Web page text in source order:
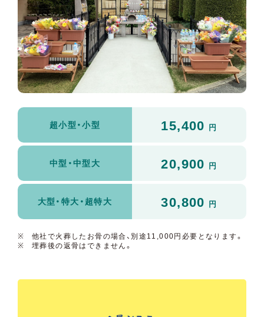
超小型・小型 15,400 円
中型・中型大 20,900 円
大型・特大・超特大 30,800 円
他社で火葬したお骨の場合、別途11,000円必要となります。
埋葬後の返骨はできません。